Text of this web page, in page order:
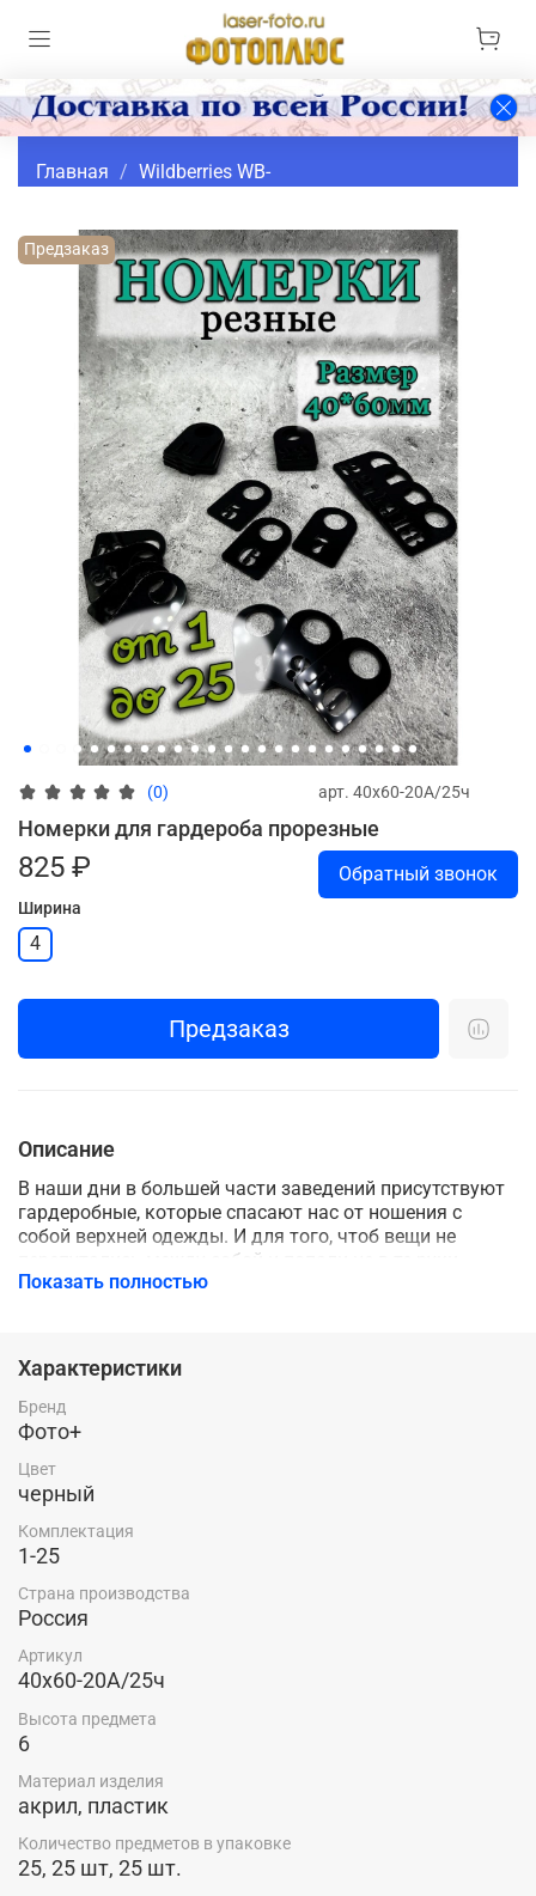
Главная Wildberries WB-
Предзаказ
(0) арт. 40х60-20А/25ч
Номерки для гардероба прорезные
825 ₽
Ширина
4
Обратный звонок
Предзаказ
Описание
В наши дни в большей части заведений присутствуют
гардеробные, которые спасают нас от ношения с
собой верхней одежды. И для того, чтоб вещи не
перепутались между собой и попали не в те руки -
предлагаем вам гардеробные номерки из прочного
акрилового стекла, толщиной 3 мм. Цифры
прорезаются насквозь с помощью лазерной резки, а
значит цифры не сотрутся и номерки прослужат Вам
долгое время. Шрифт для прорезки выбран таким
цифр. Данный вид бирки подходит для гардеробов в
любых заведениях. Размер бирки 40*60*3 мм; диаметр
отверстия 20 мм; форма прямоугольная скругленная.
Материал: акрил
Показать полностью
Характеристики
Бренд
Фото+
Цвет
черный
Комплектация
1-25
Страна производства
Россия
Артикул
40х60-20А/25ч
Высота предмета
6
Материал изделия
акрил, пластик
Количество предметов в упаковке
25, 25 шт, 25 шт.